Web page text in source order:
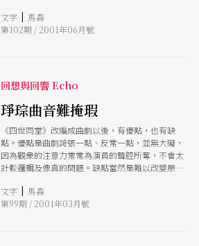
文字 | 馬森
第102期 / 2001年06月號
回想與回響 Echo
琤琮曲音難掩瑕
《四世同堂》改編成曲劇以後，有優點，也有缺
點。優點是曲劇誇張一點、反常一點，並無大礙，
因為觀衆的注意力常常為演員的聲腔所奪，不會太
計較邏輯及像真的問題。缺點當然是難以改變原作
紹人物，反倒忽略了小說《四世同堂》中那種對北
京氣氛的營造，作為一齣以北京為背景的地方戲，
文字 | 馬森
第99期 / 2001年03月號